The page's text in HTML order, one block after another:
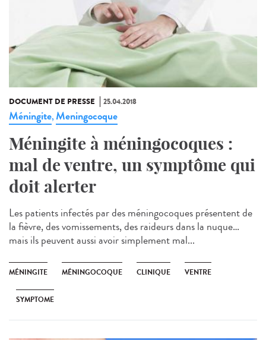
DOCUMENT DE PRESSE 25.04.2018
Méningite,Meningocoque
Méningite à méningocoques :
mal de ventre, un symptôme qui
doit alerter
Les patients infectés par des méningocoques présentent de
la fièvre, des vomissements, des raideurs dans la nuque…
mais ils peuvent aussi avoir simplement mal...
MÉNINGITE MÉNINGOCOQUE CLINIQUE VENTRE
SYMPTOME